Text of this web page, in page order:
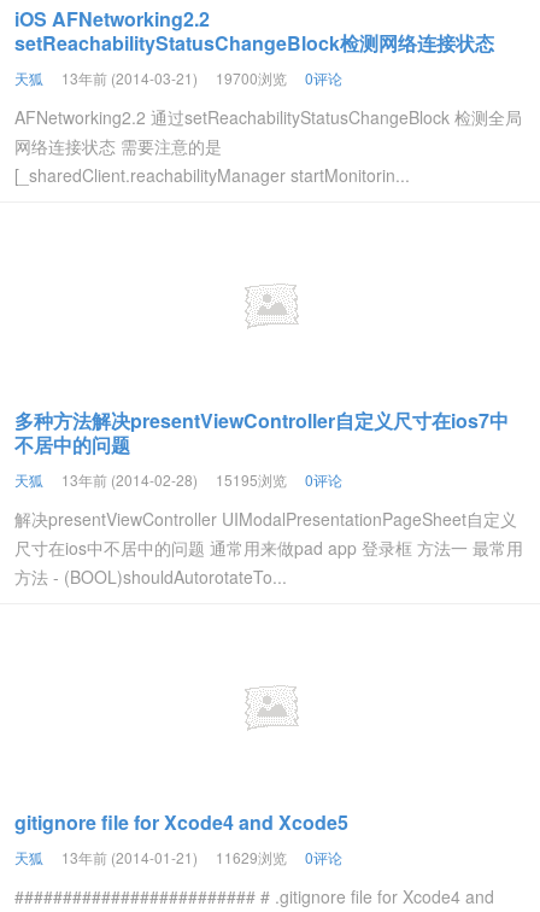
iOS AFNetworking2.2
setReachabilityStatusChangeBlock检测网络连接状态
天狐 13年前 (2014-03-21) 19700浏览 0评论
AFNetworking2.2 通过setReachabilityStatusChangeBlock 检测全局
网络连接状态 需要注意的是
[_sharedClient.reachabilityManager startMonitorin...
多种方法解决presentViewController自定义尺寸在ios7中
不居中的问题
天狐 13年前 (2014-02-28) 15195浏览 0评论
解决presentViewController UIModalPresentationPageSheet自定义
尺寸在ios中不居中的问题 通常用来做pad app 登录框 方法一 最常用
方法 - (BOOL)shouldAutorotateTo...
gitignore file for Xcode4 and Xcode5
天狐 13年前 (2014-01-21) 11629浏览 0评论
######################### # .gitignore file for Xcode4 and